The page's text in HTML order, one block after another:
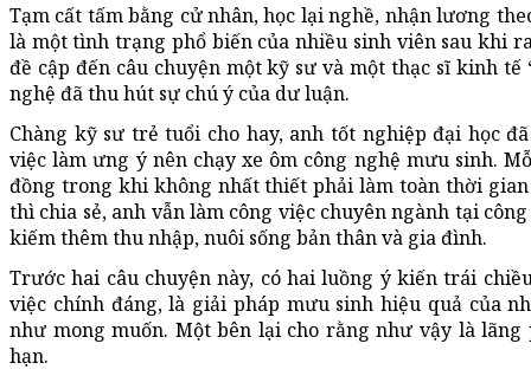
Tạm cất tấm bằng cử nhân, học lại nghề, nhận lương
là một tình trạng phổ biến của nhiều sinh viên sau khi
đề cập đến câu chuyện một kỹ sư và một thạc sĩ kinh tế
nghệ đã thu hút sự chú ý của dư luận.
Chàng kỹ sư trẻ tuổi cho hay, anh tốt nghiệp đại học
việc làm ưng ý nên chạy xe ôm công nghệ mưu sinh.
đồng trong khi không nhất thiết phải làm toàn thời
thì chia sẻ, anh vẫn làm công việc chuyên ngành tại
kiếm thêm thu nhập, nuôi sống bản thân và gia đình.
Trước hai câu chuyện này, có hai luồng ý kiến trái
việc chính đáng, là giải pháp mưu sinh hiệu quả của
như mong muốn. Một bên lại cho rằng như vậy là
hạn.